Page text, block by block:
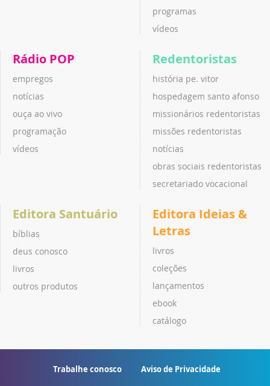
programas
vídeos
Rádio POP
empregos
notícias
ouça ao vivo
programação
vídeos
Redentoristas
história pe. vitor
hospedagem santo afonso
missionários redentoristas
missões redentoristas
notícias
obras sociais redentoristas
secretariado vocacional
Editora Santuário
bíblias
deus conosco
livros
outros produtos
Editora Ideias &
Letras
livros
coleções
lançamentos
ebook
catálogo
Trabalhe conosco Aviso de Privacidade